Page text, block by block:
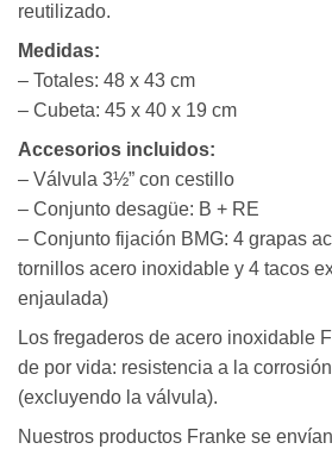
reutilizado.
Medidas:
– Totales: 48 x 43 cm
– Cubeta: 45 x 40 x 19 cm
Accesorios incluidos:
– Válvula 3½” con cestillo
– Conjunto desagüe: B + RE
– Conjunto fijación BMG: 4 grapas
tornillos acero inoxidable y 4 tacos
enjaulada)
Los fregaderos de acero inoxidable
de por vida: resistencia a la
(excluyendo la válvula).
Nuestros productos Franke se